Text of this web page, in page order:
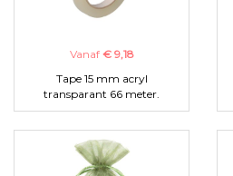
Vanaf € 9,18
Tape 15 mm acryl
transparant 66 meter.